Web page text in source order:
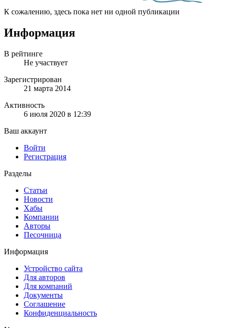
К сожалению, здесь пока нет ни одной публикации
Информация
В рейтинге
Не участвует
Зарегистрирован
21 марта 2014
Активность
6 июля 2020 в 12:39
Ваш аккаунт
Войти
Регистрация
Разделы
Статьи
Новости
Хабы
Компании
Авторы
Песочница
Информация
Устройство сайта
Для авторов
Для компаний
Документы
Соглашение
Конфиденциальность